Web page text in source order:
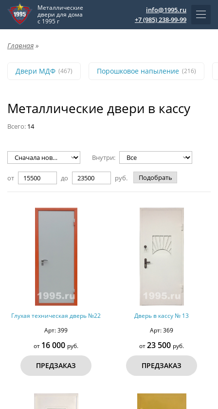
Металлические
двери для дома
с 1995 г
info@1995.ru
+7 (985) 238-99-99
Главная »
Двери МДФ (467) Порошковое напыление (216)
Металлические двери в кассу
Всего: 14
Внутри:
от до руб. Подобрать
Глухая техническая дверь №22
Арт: 399
от 16 000 руб.
ПРЕДЗАКАЗ
Дверь в кассу № 13
Арт: 369
от23 500 руб.
ПРЕДЗАКАЗ